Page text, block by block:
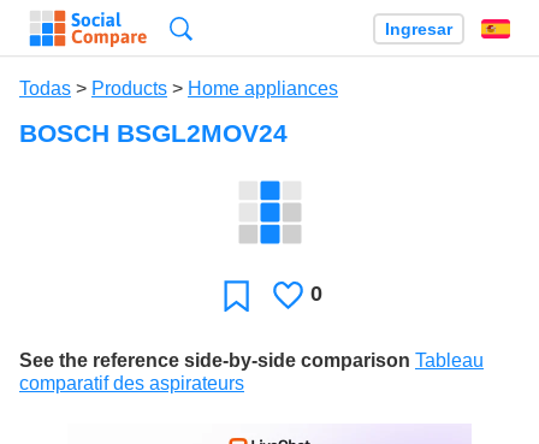
Ingresar
Todas > Products > Home appliances
BOSCH BSGL2MOV24
Favoritos
Le
0
See the reference side-by-side comparison Tableau
comparatif des aspirateurs